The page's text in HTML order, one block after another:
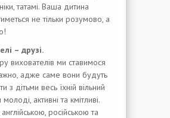
татамі. Ваша дитина
не тільки розумово, а
– друзі.
вихователів ми ставимося
адже саме вони будуть
з дітьми весь їхній вільний
активні та кмітливі.
російською та